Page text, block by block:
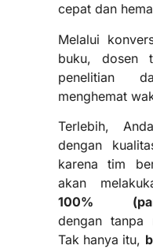
cepat dan
Melalui
buku, dosen
penelitian
menghemat
Terlebih,
dengan
karena tim
akan
100%
dengan tanpa
Tak hanya itu,